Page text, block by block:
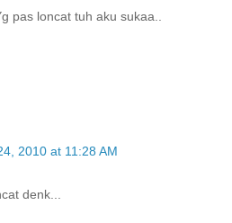
pas loncat tuh aku sukaa..
2010 at 11:28 AM
denk...